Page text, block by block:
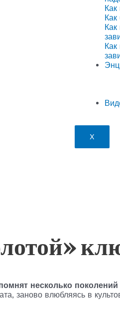
Как
Как
Как
Как
X
несколько поколений
заново влюбляясь в